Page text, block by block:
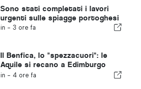
Sono stati completati i lavori
urgenti sulle spiagge portoghesi
in - 3 ore fa
Il Benfica, lo "spezzacuori": le
Aquile si recano a Edimburgo
con un piede già nella fase
in - 4 ore fa